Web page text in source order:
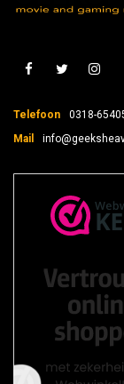
Telefoon
0318-
Mail